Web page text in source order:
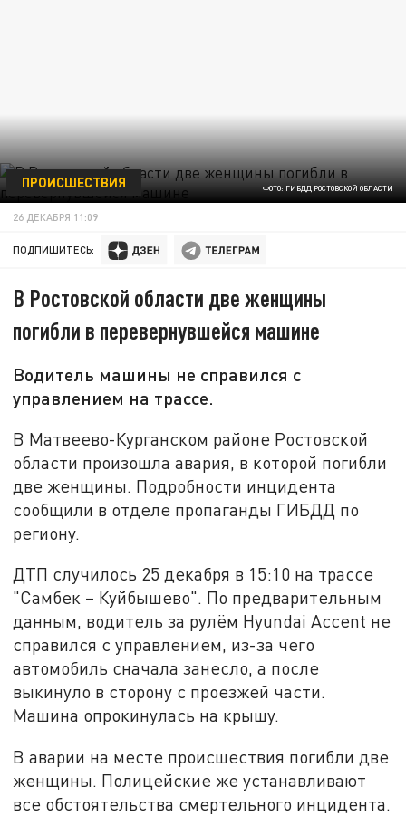
ФОТО: ГИБДД РОСТОВСКОЙ ОБЛАСТИ
ПРОИСШЕСТВИЯ
26 ДЕКАБРЯ 11:09
ПОДПИШИТЕСЬ:
В Ростовской области две женщины
погибли в перевернувшейся машине
Водитель машины не справился с
управлением на трассе.
В Матвеево-Курганском районе Ростовской
области произошла авария, в которой погибли
две женщины. Подробности инцидента
сообщили в отделе пропаганды ГИБДД по
региону.
ДТП случилось 25 декабря в 15:10 на трассе
"Самбек – Куйбышево". По предварительным
данным, водитель за рулём Hyundai Accent не
справился с управлением, из-за чего
автомобиль сначала занесло, а после
выкинуло в сторону с проезжей части.
Машина опрокинулась на крышу.
В аварии на месте происшествия погибли две
женщины. Полицейские же устанавливают
все обстоятельства смертельного инцидента.